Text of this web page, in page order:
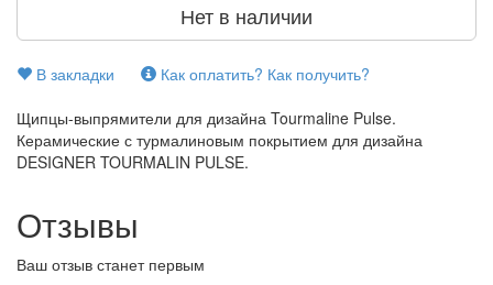
Нет в наличии
В закладки
Как оплатить? Как получить?
Щипцы-выпрямители для дизайна Tourmaline Pulse.
Керамические с турмалиновым покрытием для дизайна
DESIGNER TOURMALIN PULSE.
Отзывы
Ваш отзыв станет первым